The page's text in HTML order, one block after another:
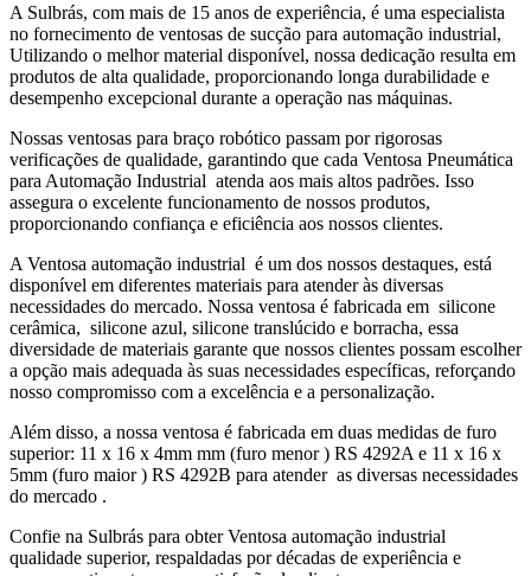
A Sulbrás, com mais de 15 anos de experiência, é uma especialista
no fornecimento de ventosas de sucção para automação industrial,
Utilizando o melhor material disponível, nossa dedicação resulta em
produtos de alta qualidade, proporcionando longa durabilidade e
desempenho excepcional durante a operação nas máquinas.
Nossas ventosas para braço robótico passam por rigorosas
verificações de qualidade, garantindo que cada Ventosa Pneumática
para Automação Industrial atenda aos mais altos padrões. Isso
assegura o excelente funcionamento de nossos produtos,
proporcionando confiança e eficiência aos nossos clientes.
A Ventosa automação industrial é um dos nossos destaques, está
disponível em diferentes materiais para atender às diversas
necessidades do mercado. Nossa ventosa é fabricada em silicone
cerâmica, silicone azul, silicone translúcido e borracha, essa
diversidade de materiais garante que nossos clientes possam escolher
a opção mais adequada às suas necessidades específicas, reforçando
nosso compromisso com a excelência e a personalização.
Além disso, a nossa ventosa é fabricada em duas medidas de furo
superior: 11 x 16 x 4mm mm (furo menor ) RS 4292A e 11 x 16 x
5mm (furo maior ) RS 4292B para atender as diversas necessidades
do mercado .
Confie na Sulbrás para obter Ventosa automação industrial
qualidade superior, respaldadas por décadas de experiência e